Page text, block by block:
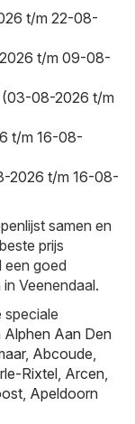
t/m 22-08-
t/m 09-08-
(03-08-2026 t/m
t/m 16-08-
2026 t/m 16-08-
samen en
prijs
een goed
Veenendaal.
speciale
Alphen Aan Den
, Abcoude,
Rixtel, Arcen,
, Apeldoorn